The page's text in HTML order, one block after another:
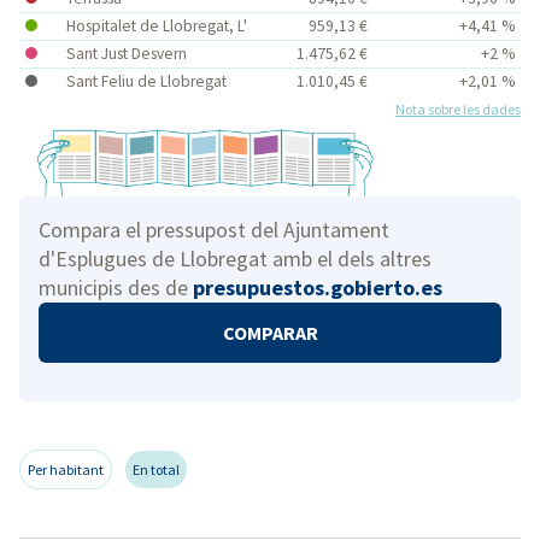
Hospitalet de Llobregat, L'
959,13 €
+4,41 %
Sant Just Desvern
1.475,62 €
+2 %
Sant Feliu de Llobregat
1.010,45 € +2,01 %
Nota sobre les dades
Compara el pressupost del Ajuntament
d'Esplugues de Llobregat amb el dels altres
municipis des de presupuestos.gobierto.es
COMPARAR
Per habitant En total